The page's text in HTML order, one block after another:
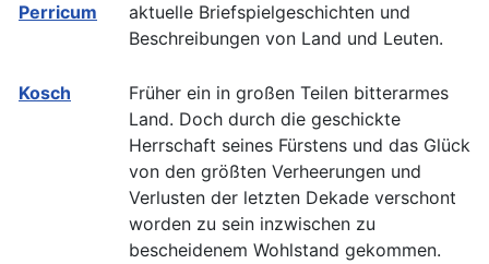
Perricum
aktuelle Briefspielgeschichten und
Beschreibungen von Land und Leuten.
Kosch
Früher ein in großen Teilen bitterarmes
Land. Doch durch die geschickte
Herrschaft seines Fürstens und das Glück
von den größten Verheerungen und
Verlusten der letzten Dekade verschont
worden zu sein inzwischen zu
bescheidenem Wohlstand gekommen.